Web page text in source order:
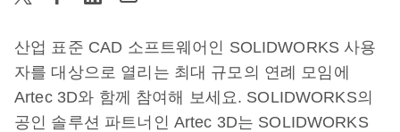
산업 표준 CAD 소프트웨어인 SOLIDWORKS 사용
자를 대상으로 열리는 최대 규모의 연례 모임에
Artec 3D와 함께 참여해 보세요. SOLIDWORKS의
공인 솔루션 파트너인 Artec 3D는 SOLIDWORKS